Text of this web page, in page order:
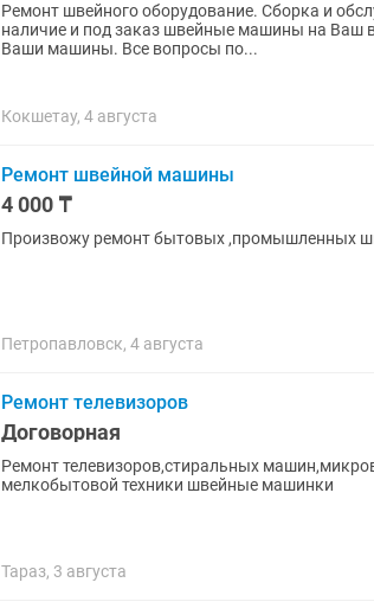
Ремонт швейного оборудование. Сборка и
наличие и под заказ швейные машины на Ваш
Ваши машины. Все вопросы по...
Кокшетау, 4 августа
Ремонт швейной машины
4 000 ₸
Произвожу ремонт бытовых ,промышленных
Петропавловск, 4 августа
Ремонт телевизоров
Договорная
Ремонт телевизоров,стиральных
мелкобытовой техники швейные машинки
Тараз, 3 августа